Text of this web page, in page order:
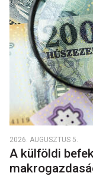
2026. AUGUSZTUS 5.
A külföldi